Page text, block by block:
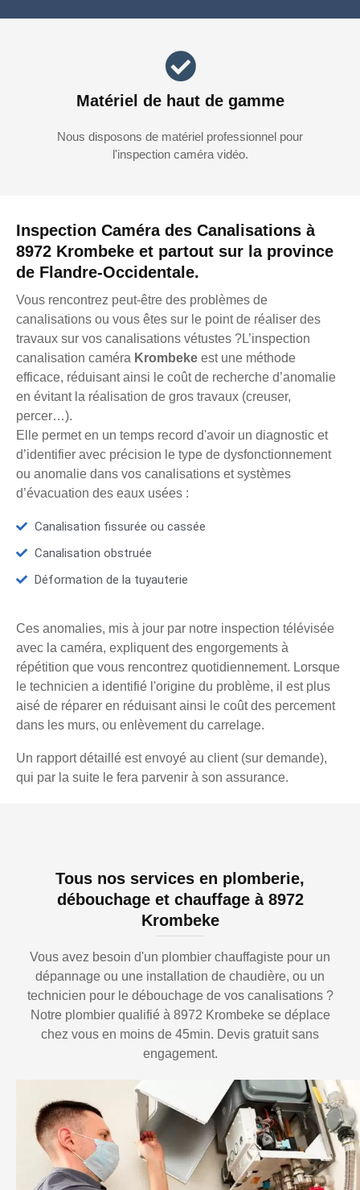
Inspection Caméra des Canalisations à
8972 Krombeke et partout sur la province
de Flandre-Occidentale.
Vous rencontrez peut-être des problèmes de
canalisations ou vous êtes sur le point de réaliser des
travaux sur vos canalisations vétustes ?L’inspection
canalisation caméra Krombeke est une méthode
efficace, réduisant ainsi le coût de recherche d’anomalie
en évitant la réalisation de gros travaux (creuser,
percer…).
Elle permet en un temps record d'avoir un diagnostic et
d’identifier avec précision le type de dysfonctionnement
ou anomalie dans vos canalisations et systèmes
d’évacuation des eaux usées :
Canalisation fissurée ou cassée
Canalisation obstruée
Déformation de la tuyauterie
Ces anomalies, mis à jour par notre inspection télévisée
avec la caméra, expliquent des engorgements à
répétition que vous rencontrez quotidiennement. Lorsque
le technicien a identifié l'origine du problème, il est plus
aisé de réparer en réduisant ainsi le coût des percement
dans les murs, ou enlèvement du carrelage.
Un rapport détaillé est envoyé au client (sur demande),
qui par la suite le fera parvenir à son assurance.
Matériel de haut de gamme
Nous disposons de matériel professionnel pour
l'inspection caméra vidéo.
Tous nos services en plomberie,
débouchage et chauffage à 8972
Krombeke
Vous avez besoin d'un plombier chauffagiste pour un
dépannage ou une installation de chaudière, ou un
technicien pour le débouchage de vos canalisations ?
Notre plombier qualifié à 8972 Krombeke se déplace
chez vous en moins de 45min. Devis gratuit sans
engagement.